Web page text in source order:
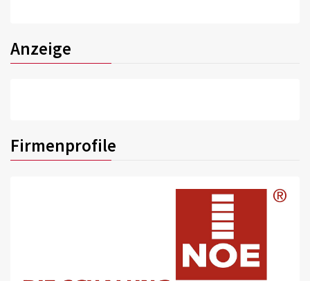
Anzeige
Firmenprofile